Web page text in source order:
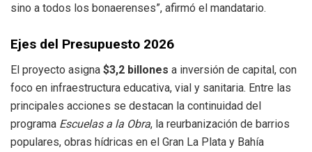
sino a todos los bonaerenses”, afirmó el mandatario.
Ejes del Presupuesto 2026
El proyecto asigna $3,2 billones a inversión de capital, con
foco en infraestructura educativa, vial y sanitaria. Entre las
principales acciones se destacan la continuidad del
programa Escuelas a la Obra, la reurbanización de barrios
populares, obras hídricas en el Gran La Plata y Bahía